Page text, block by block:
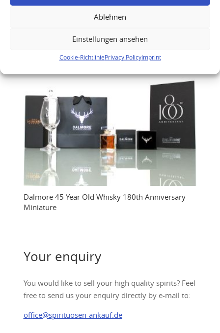
Ablehnen
Einstellungen ansehen
Cookie-RichtliniePrivacy PolicyImprint
Dalmore 45 Year Old Whisky 180th Anniversary
Miniature
Your enquiry
You would like to sell your high quality spirits? Feel
free to send us your enquiry directly by e-mail to:
office@spirituosen-ankauf.de